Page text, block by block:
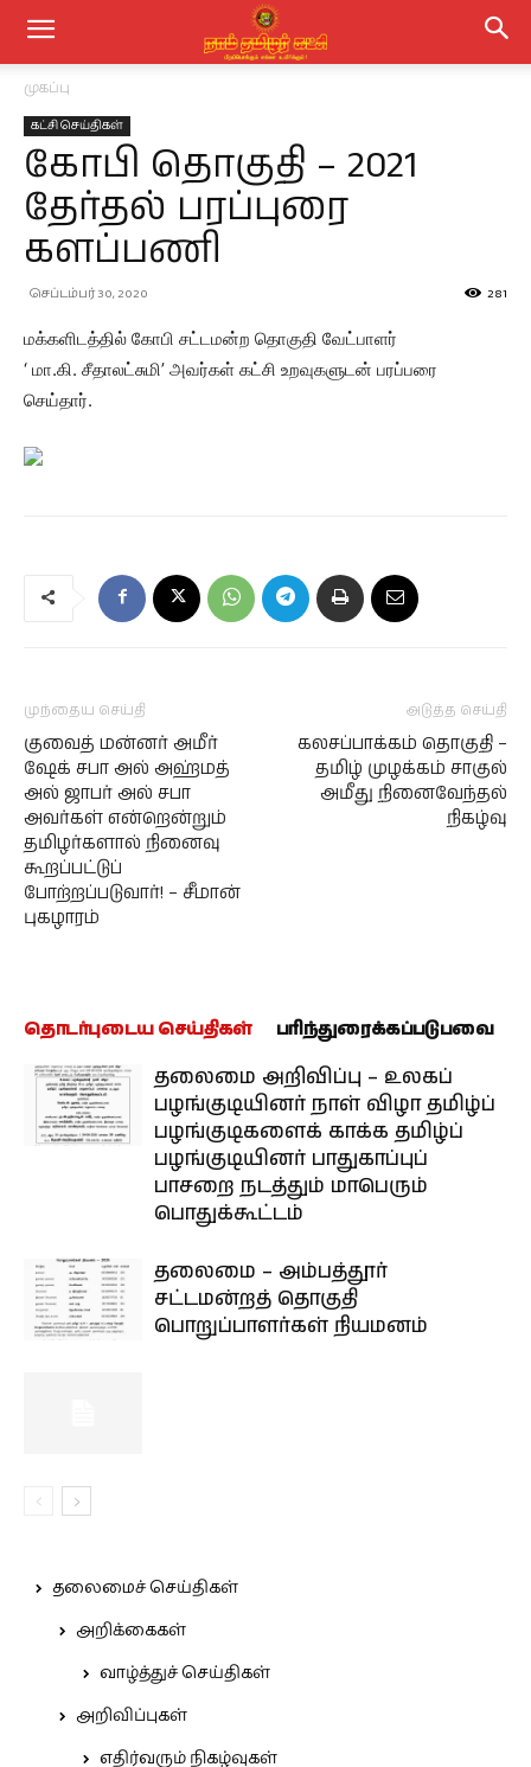
முகப்பு
கட்சி செய்திகள்
கோபி தொகுதி – 2021
தேர்தல் பரப்புரை
களப்பணி
செப்டம்பர் 30, 2020 281
மக்களிடத்தில் கோபி சட்டமன்ற தொகுதி வேட்பாளர்
‘ மா.கி. சீதாலட்சுமி’ அவர்கள் கட்சி உறவுகளுடன் பரப்பரை
செய்தார்.
முந்தைய செய்தி
குவைத் மன்னர் அமீர்
ஷேக் சபா அல் அஹ்மத்
அல் ஜாபர் அல் சபா
அவர்கள் என்றென்றும்
தமிழர்களால் நினைவு
கூறப்பட்டுப்
போற்றப்படுவார்! – சீமான்
புகழாரம்
அடுத்த செய்தி
கலசப்பாக்கம் தொகுதி –
தமிழ் முழக்கம் சாகுல்
அமீது நினைவேந்தல்
நிகழ்வு
தொடர்புடைய செய்திகள் பரிந்துரைக்கப்படுபவை
தலைமை அறிவிப்பு – உலகப்
பழங்குடியினர் நாள் விழா தமிழ்ப்
பழங்குடிகளைக் காக்க தமிழ்ப்
பழங்குடியினர் பாதுகாப்புப்
பாசறை நடத்தும் மாபெரும்
பொதுக்கூட்டம்
தலைமை – அம்பத்தூர்
சட்டமன்றத் தொகுதி
பொறுப்பாளர்கள் நியமனம்
தலைமைச் செய்திகள்
அறிக்கைகள்
வாழ்த்துச் செய்திகள்
அறிவிப்புகள்
எதிர்வரும் நிகழ்வுகள்